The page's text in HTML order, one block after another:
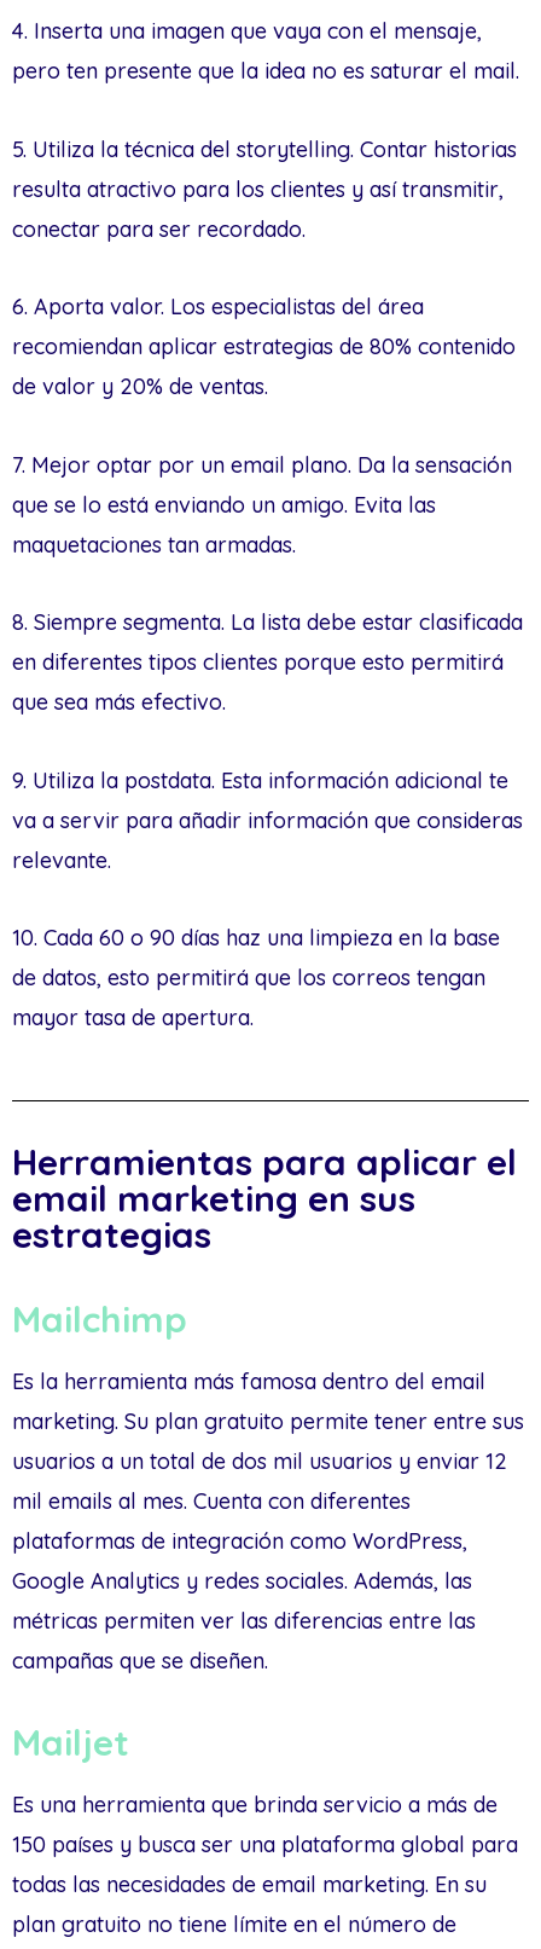
4. Inserta una imagen que vaya con el mensaje,
pero ten presente que la idea no es saturar el mail.
5. Utiliza la técnica del storytelling. Contar historias
resulta atractivo para los clientes y así transmitir,
conectar para ser recordado.
6. Aporta valor. Los especialistas del área
recomiendan aplicar estrategias de 80% contenido
de valor y 20% de ventas.
7. Mejor optar por un email plano. Da la sensación
que se lo está enviando un amigo. Evita las
maquetaciones tan armadas.
8. Siempre segmenta. La lista debe estar clasificada
en diferentes tipos clientes porque esto permitirá
que sea más efectivo.
9. Utiliza la postdata. Esta información adicional te
va a servir para añadir información que consideras
relevante.
10. Cada 60 o 90 días haz una limpieza en la base
de datos, esto permitirá que los correos tengan
mayor tasa de apertura.
Herramientas para aplicar el
email marketing en sus
estrategias
Mailchimp
Es la herramienta más famosa dentro del email
marketing. Su plan gratuito permite tener entre sus
usuarios a un total de dos mil usuarios y enviar 12
mil emails al mes. Cuenta con diferentes
plataformas de integración como WordPress,
Google Analytics y redes sociales. Además, las
métricas permiten ver las diferencias entre las
campañas que se diseñen.
Mailjet
Es una herramienta que brinda servicio a más de
150 países y busca ser una plataforma global para
todas las necesidades de email marketing. En su
plan gratuito no tiene límite en el número de